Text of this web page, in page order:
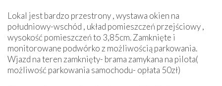
Lokal jest bardzo przestrony , wystawa okien na
południowy-wschód , układ pomieszczeń przejściowy ,
wysokość pomieszczeń to 3,85cm. Zamknięte i
monitorowane podwórko z możliwością parkowania.
Wjazd na teren zamknięty- brama zamykana na pilota(
możliwość parkowania samochodu- opłata 50zł)